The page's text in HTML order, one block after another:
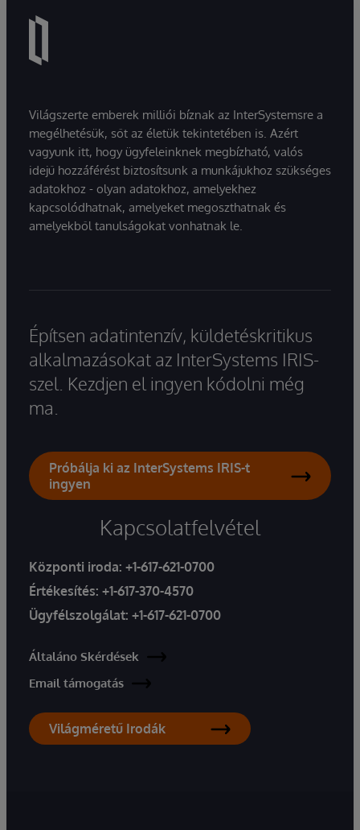
Világszerte emberek milliói bíznak az InterSystemsre a
megélhetésük, sőt az életük tekintetében is. Azért
vagyunk itt, hogy ügyfeleinknek megbízható, valós
idejű hozzáférést biztosítsunk a munkájukhoz szükséges
adatokhoz - olyan adatokhoz, amelyekhez
kapcsolódhatnak, amelyeket megoszthatnak és
amelyekből tanulságokat vonhatnak le.
Építsen adatintenzív, küldetéskritikus
alkalmazásokat az InterSystems IRIS-
szel. Kezdjen el ingyen kódolni még
ma.
Próbálja ki az InterSystems IRIS-t
ingyen
Kapcsolatfelvétel
Központi iroda: +1-617-621-0700
Értékesítés: +1-617-370-4570
Ügyfélszolgálat: +1-617-621-0700
Általáno Skérdések
Email támogatás
Világméretű Irodák